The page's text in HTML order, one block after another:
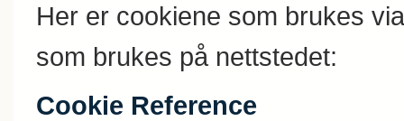
Her er cookiene som brukes
som brukes på nettstedet:
Cookie Reference